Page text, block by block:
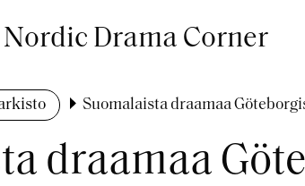
Nordic Drama Corner
Suomalaista draamaa
draamaa